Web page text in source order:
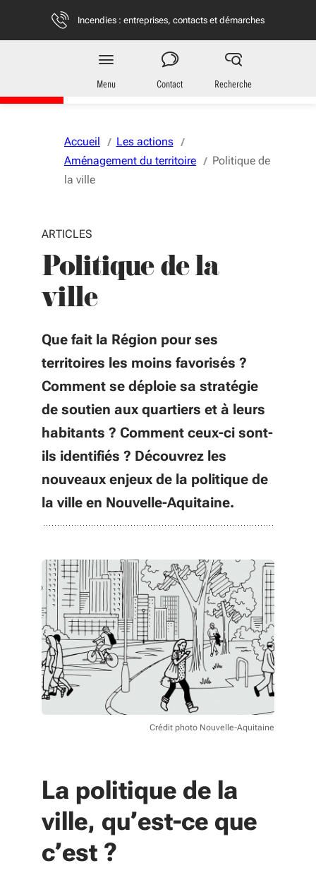
Vous naviguez en mode anonymisé,
Incendies : entreprises, contacts et démarches
Région
Nouvelle-Aquitaine
Menu Contact Recherche
Accueil
Les actions
Aménagement du territoire
Politique de
la ville
ARTICLES
Politique de la
ville
Que fait la Région pour ses
territoires les moins favorisés ?
Comment se déploie sa stratégie
de soutien aux quartiers et à leurs
habitants ? Comment ceux-ci sont-
ils identifiés ? Découvrez les
nouveaux enjeux de la politique de
la ville en Nouvelle-Aquitaine.
Crédit photo Nouvelle-Aquitaine
La politique de la
ville, qu’est-ce que
c’est ?